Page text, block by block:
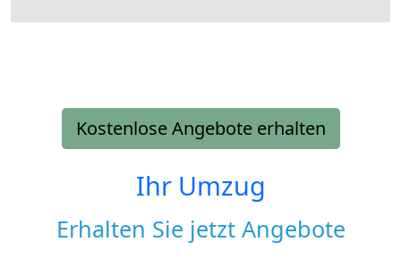
Kostenlose Angebote erhalten
Ihr Umzug
Erhalten Sie jetzt Angebote